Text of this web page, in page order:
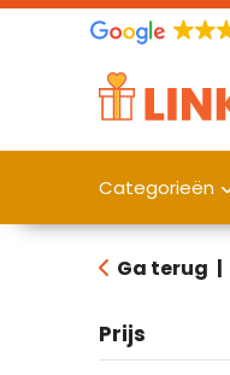
Categorieën
Ga terug |
Prijs